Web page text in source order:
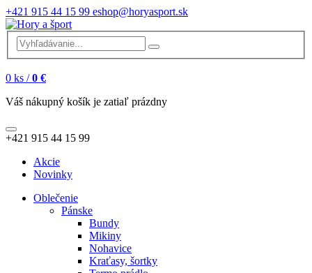
+421 915 44 15 99 eshop@horyasport.sk
0 ks / 0 €
Váš nákupný košík je zatiaľ prázdny
+421 915 44 15 99
Akcie
Novinky
Oblečenie
Pánske
Bundy
Mikiny
Nohavice
Kraťasy, šortky